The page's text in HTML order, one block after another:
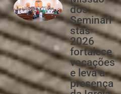
dos
Seminari
stas
2026
fortalece
vocações
e leva a
presença